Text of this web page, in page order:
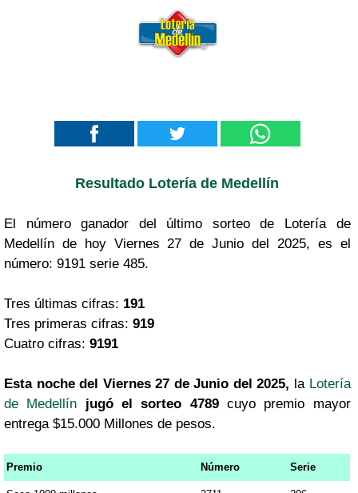
Resultado Lotería de Medellín
El número ganador del último sorteo de Lotería de
Medellín de hoy Viernes 27 de Junio del 2025, es el
número: 9191 serie 485.
Tres últimas cifras: 191
Tres primeras cifras: 919
Cuatro cifras: 9191
Esta noche del Viernes 27 de Junio del 2025, la Lotería
de Medellín
jugó el sorteo 4789cuyo premio mayor
entrega $15.000 Millones de pesos.
Premio Número Serie